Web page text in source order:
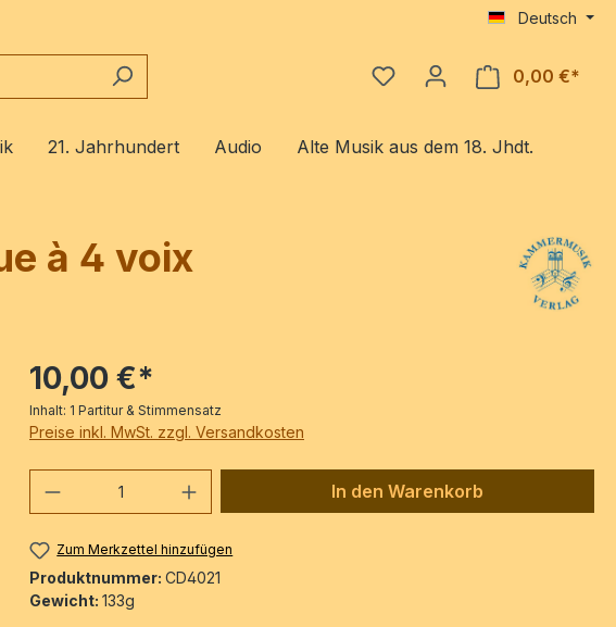
Deutsch
0,00 €*
21. Jahrhundert Audio Alte Musik aus dem 18. Jhdt.
à 4 voix
10,00 €*
Inhalt: 1 Partitur & Stimmensatz
Preise inkl. MwSt. zzgl. Versandkosten
Produkt Anzahl: Gib den gewünschten Wert
In den Warenkorb
Zum Merkzettel hinzufügen
Produktnummer: CD4021
Gewicht: 133g